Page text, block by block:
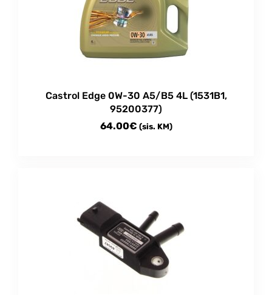
Castrol Edge 0W-30 A5/B5 4L (1531B1,
95200377)
64.00€ (sis. KM)